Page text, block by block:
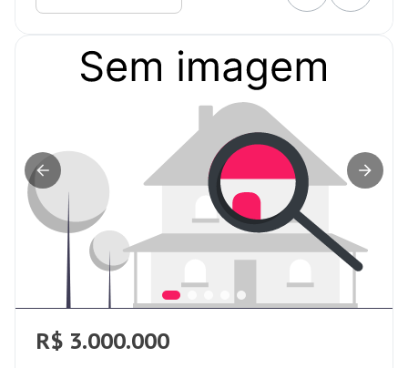
R$ 3.000.000